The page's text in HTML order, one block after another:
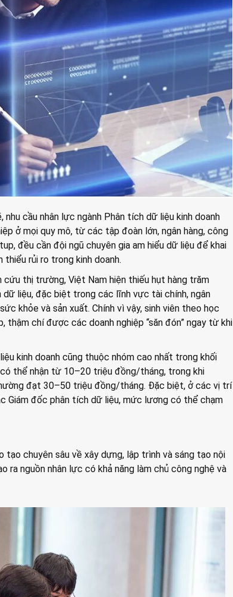
cầu nhân lực ngành Phân tích dữ liệu kinh doanh
ở mọi quy mô, từ các tập đoàn lớn, ngân hàng, công
đều cần đội ngũ chuyên gia am hiểu dữ liệu để khai
rủi ro trong kinh doanh.
thị trường, Việt Nam hiện thiếu hụt hàng trăm
liệu, đặc biệt trong các lĩnh vực tài chính, ngân
khỏe và sản xuất. Chính vì vậy, sinh viên theo học
thậm chí được các doanh nghiệp “săn đón” ngay từ khi
kinh doanh cũng thuộc nhóm cao nhất trong khối
thể nhận từ 10–20 triệu đồng/tháng, trong khi
đạt 30–50 triệu đồng/tháng. Đặc biệt, ở các vị trí
Giám đốc phân tích dữ liệu, mức lương có thể chạm
tạo chuyên sâu về xây dựng, lập trình và sáng tạo nội
nguồn nhân lực có khả năng làm chủ công nghệ và